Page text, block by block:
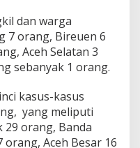
dan warga
7 orang, Bireuen 6
Aceh Selatan 3
sebanyak 1 orang.
kasus-kasus
yang meliputi
29 orang, Banda
orang, Aceh Besar 16